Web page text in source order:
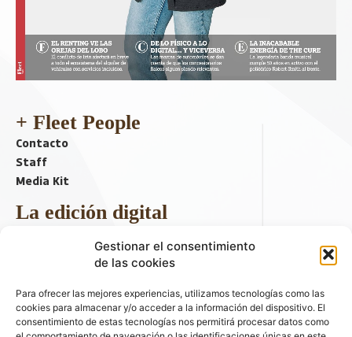
Gestionar el consentimiento
de las cookies
Para ofrecer las mejores experiencias, utilizamos tecnologías como las
cookies para almacenar y/o acceder a la información del dispositivo. El
consentimiento de estas tecnologías nos permitirá procesar datos como
+ Fleet People
Contacto
Staff
Media Kit
La edición digital
Descargar último ejemplar
ir a hemeroteca
+ Contenido en redes sociales